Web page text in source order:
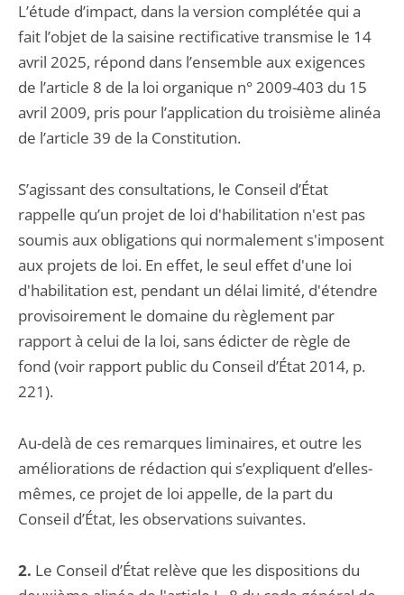
L’étude d’impact, dans la version complétée qui a
fait l’objet de la saisine rectificative transmise le 14
avril 2025, répond dans l’ensemble aux exigences
de l’article 8 de la loi organique n° 2009-403 du 15
avril 2009, pris pour l’application du troisième alinéa
de l’article 39 de la Constitution.
S’agissant des consultations, le Conseil d’État
rappelle qu’un projet de loi d'habilitation n'est pas
soumis aux obligations qui normalement s'imposent
aux projets de loi. En effet, le seul effet d'une loi
d'habilitation est, pendant un délai limité, d'étendre
provisoirement le domaine du règlement par
rapport à celui de la loi, sans édicter de règle de
fond (voir rapport public du Conseil d’État 2014, p.
221).
Au-delà de ces remarques liminaires, et outre les
améliorations de rédaction qui s’expliquent d’elles-
mêmes, ce projet de loi appelle, de la part du
Conseil d’État, les observations suivantes.
2. Le Conseil d’État relève que les dispositions du